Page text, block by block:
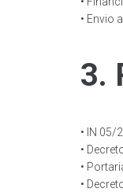
• Envio
3.
• IN 05/
•
•
•